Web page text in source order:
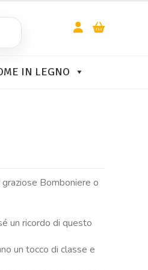
IN LEGNO
graziose Bomboniere o
un ricordo di questo
un tocco di classe e